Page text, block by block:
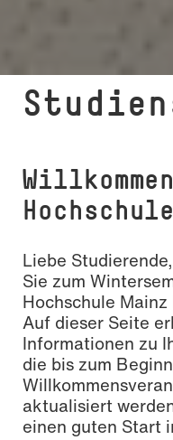
Foto: Melanie Billian / ©
Liebe
Sie zum
Hochschule
Auf dieser Seite
Informationen zu
die bis zum
aktualisiert
einen guten Start